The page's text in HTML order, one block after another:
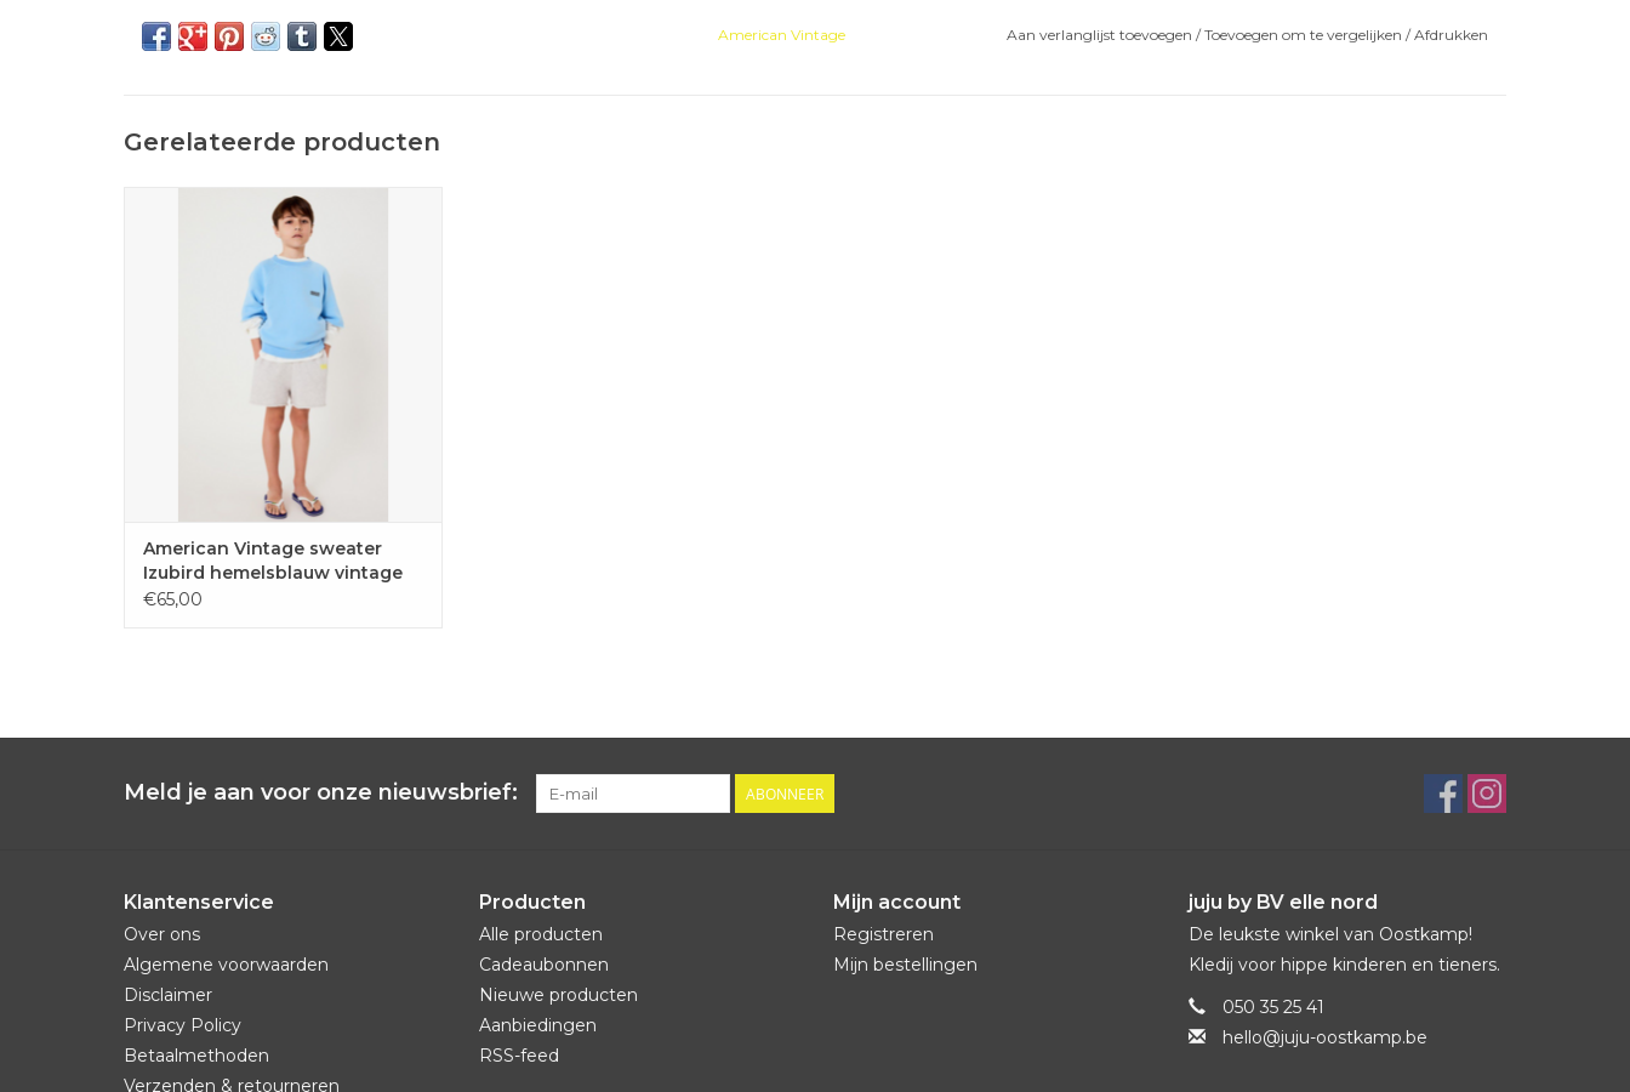
American Vintage Aan verlanglijst toevoegen /Toevoegen om te vergelijken /Afdrukken
Gerelateerde producten
De Izubird van AMerican Vintage is een
zachte unisex sweater met korte
mouwen.
TOEVOEGEN AAN WINKELWAGEN
American Vintage sweater
Izubird hemelsblauw vintage
€65,00
Meld je aan voor onze nieuwsbrief: ABONNEER
Klantenservice
Over ons
Algemene voorwaarden
Disclaimer
Privacy Policy
Betaalmethoden
Verzenden & retourneren
Producten
Alle producten
Cadeaubonnen
Nieuwe producten
Aanbiedingen
RSS-feed
Mijn account
Registreren
Mijn bestellingen
juju by BV elle nord
De leukste winkel van Oostkamp!
Kledij voor hippe kinderen en tieners.
050 35 25 41
hello@juju-oostkamp.be